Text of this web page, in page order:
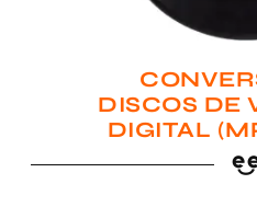
DISCOS DE
DIGITAL